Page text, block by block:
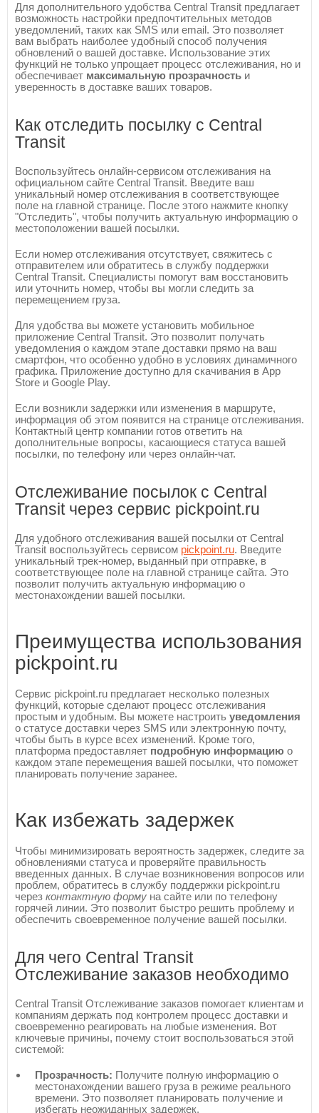
Для дополнительного удобства Central Transit предлагает
возможность настройки предпочтительных методов
уведомлений, таких как SMS или email. Это позволяет
вам выбрать наиболее удобный способ получения
обновлений о вашей доставке. Использование этих
функций не только упрощает процесс отслеживания, но и
обеспечивает максимальную прозрачность и
уверенность в доставке ваших товаров.
Как отследить посылку с Central
Transit
Воспользуйтесь онлайн-сервисом отслеживания на
официальном сайте Central Transit. Введите ваш
уникальный номер отслеживания в соответствующее
поле на главной странице. После этого нажмите кнопку
"Отследить", чтобы получить актуальную информацию о
местоположении вашей посылки.
Если номер отслеживания отсутствует, свяжитесь с
отправителем или обратитесь в службу поддержки
Central Transit. Специалисты помогут вам восстановить
или уточнить номер, чтобы вы могли следить за
перемещением груза.
Для удобства вы можете установить мобильное
приложение Central Transit. Это позволит получать
уведомления о каждом этапе доставки прямо на ваш
смартфон, что особенно удобно в условиях динамичного
графика. Приложение доступно для скачивания в App
Store и Google Play.
Если возникли задержки или изменения в маршруте,
информация об этом появится на странице отслеживания.
Контактный центр компании готов ответить на
дополнительные вопросы, касающиеся статуса вашей
посылки, по телефону или через онлайн-чат.
Отслеживание посылок с Central
Transit через сервис pickpoint.ru
Для удобного отслеживания вашей посылки от Central
Transit воспользуйтесь сервисом pickpoint.ru. Введите
уникальный трек-номер, выданный при отправке, в
соответствующее поле на главной странице сайта. Это
позволит получить актуальную информацию о
местонахождении вашей посылки.
Преимущества использования
pickpoint.ru
Сервис pickpoint.ru предлагает несколько полезных
функций, которые сделают процесс отслеживания
простым и удобным. Вы можете настроить уведомления
о статусе доставки через SMS или электронную почту,
чтобы быть в курсе всех изменений. Кроме того,
платформа предоставляет подробную информацию о
каждом этапе перемещения вашей посылки, что поможет
планировать получение заранее.
Как избежать задержек
Чтобы минимизировать вероятность задержек, следите за
обновлениями статуса и проверяйте правильность
введенных данных. В случае возникновения вопросов или
проблем, обратитесь в службу поддержки pickpoint.ru
через контактную форму на сайте или по телефону
горячей линии. Это позволит быстро решить проблему и
обеспечить своевременное получение вашей посылки.
Для чего Central Transit
Отслеживание заказов необходимо
Central Transit Отслеживание заказов помогает клиентам и
компаниям держать под контролем процесс доставки и
своевременно реагировать на любые изменения. Вот
ключевые причины, почему стоит воспользоваться этой
системой:
Прозрачность: Получите полную информацию о
местонахождении вашего груза в режиме реального
времени. Это позволяет планировать получение и
избегать неожиданных задержек.